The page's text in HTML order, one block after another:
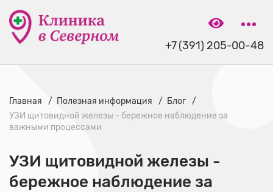
+7 (391) 205-00-48
Главная Полезная информация
Блог
УЗИ щитовидной железы - бережное наблюдение за
важными процессами
УЗИ щитовидной железы -
бережное наблюдение за